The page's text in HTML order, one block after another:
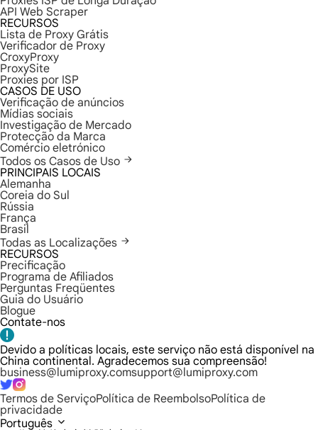
API Web Scraper
RECURSOS
Lista de Proxy Grátis
Verificador de Proxy
CroxyProxy
ProxySite
Proxies por ISP
CASOS DE USO
Verificação de anúncios
Mídias sociais
Investigação de Mercado
Protecção da Marca
Comércio eletrónico
Todos os Casos de Uso
PRINCIPAIS LOCAIS
Alemanha
Coreia do Sul
Rússia
França
Brasil
Todas as Localizações
RECURSOS
Precificação
Programa de Afiliados
Perguntas Freqüentes
Guia do Usuário
Blogue
Contate-nos
Devido a políticas locais, este serviço não está disponível na
China continental. Agradecemos sua compreensão!
business@lumiproxy.comsupport@lumiproxy.com
Termos de ServiçoPolítica de ReembolsoPolítica de
privacidade
Português